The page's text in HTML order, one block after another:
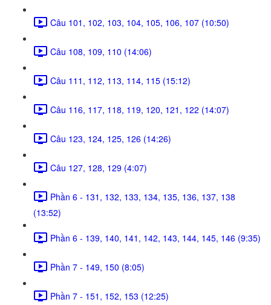
Câu 101, 102, 103, 104, 105, 106, 107 (10:50)
Câu 108, 109, 110 (14:06)
Câu 111, 112, 113, 114, 115 (15:12)
Câu 116, 117, 118, 119, 120, 121, 122 (14:07)
Câu 123, 124, 125, 126 (14:26)
Câu 127, 128, 129 (4:07)
Phần 6 - 131, 132, 133, 134, 135, 136, 137, 138
(13:52)
Phần 6 - 139, 140, 141, 142, 143, 144, 145, 146 (9:35)
Phần 7 - 149, 150 (8:05)
Phần 7 - 151, 152, 153 (12:25)